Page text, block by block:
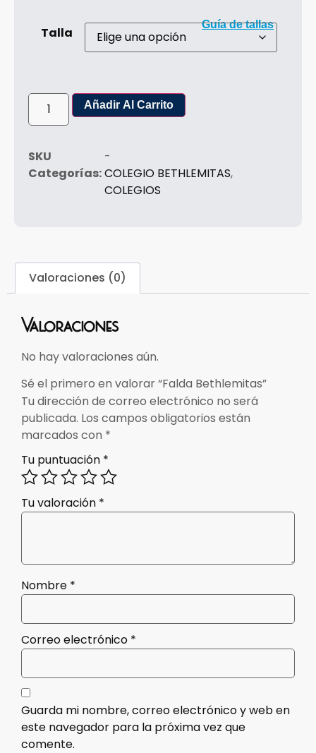
Guía de tallas
Talla
Añadir Al Carrito
SKU
-
Categorías:COLEGIO BETHLEMITAS,
COLEGIOS
Valoraciones (0)
Valoraciones
No hay valoraciones aún.
Sé el primero en valorar “Falda Bethlemitas”
Tu dirección de correo electrónico no será
publicada. Los campos obligatorios están
marcados con *
Tu puntuación *
Tu valoración *
Nombre *
Correo electrónico *
Guarda mi nombre, correo electrónico y web en
este navegador para la próxima vez que
comente.